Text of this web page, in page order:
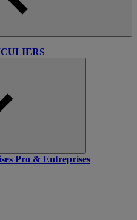
Pro & Entreprises